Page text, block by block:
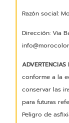
Razón social:
Dirección: Via
ADVERTENCIAS
conforme a la
conservar las
para futuras
Peligro de